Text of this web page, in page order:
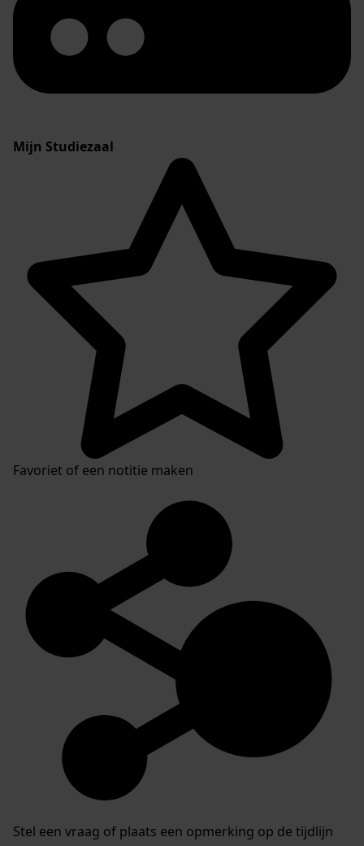
Mijn Studiezaal
Favoriet of een notitie maken
Stel een vraag of plaats een opmerking op de tijdlijn